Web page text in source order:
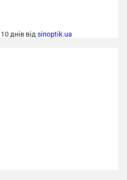
днів від sinoptik.ua